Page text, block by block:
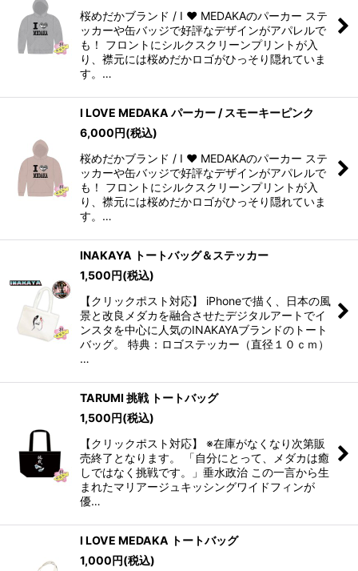
桜めだかブランド / I ❤️ MEDAKAのパーカー ステ
ッカーや缶バッジで好評なデザインがアパレルで
も！ フロントにシルクスクリーンプリントが入
り、襟元には桜めだかロゴがひっそり隠れていま
す。…
I LOVE MEDAKA パーカー / スモーキーピンク
6,000円(税込)
桜めだかブランド / I ❤️ MEDAKAのパーカー ステ
ッカーや缶バッジで好評なデザインがアパレルで
も！ フロントにシルクスクリーンプリントが入
り、襟元には桜めだかロゴがひっそり隠れていま
す。…
INAKAYA トートバッグ＆ステッカー
1,500円(税込)
【クリックポスト対応】 iPhoneで描く、日本の風
景と改良メダカを融合させたデジタルアートでイ
ンスタを中心に人気のINAKAYAブランドのトート
バッグ。 特典：ロゴステッカー（直径１０ｃｍ）
…
TARUMI 挑戦 トートバッグ
1,500円(税込)
【クリックポスト対応】 ※在庫がなくなり次第販
売終了となります。 「自分にとって、メダカは癒
しではなく挑戦です。」垂水政治 この一言から生
まれたマリアージュキッシングワイドフィンが
優…
I LOVE MEDAKA トートバッグ
1,000円(税込)